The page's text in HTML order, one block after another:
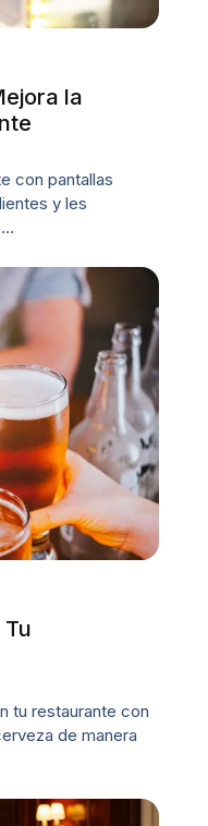
la
con pantallas
y les
tu restaurante con
de manera